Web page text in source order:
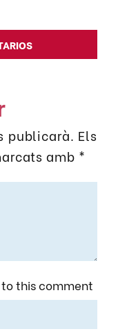
publicarà. Els
amb *
this comment